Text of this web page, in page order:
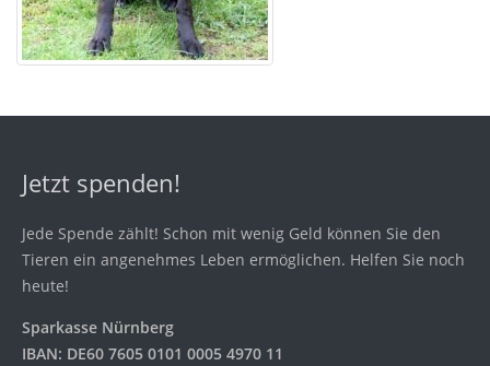
Jetzt spenden!
Jede Spende zählt! Schon mit wenig Geld können Sie den
Tieren ein angenehmes Leben ermöglichen. Helfen Sie noch
heute!
Sparkasse Nürnberg
IBAN: DE60 7605 0101 0005 4970 11